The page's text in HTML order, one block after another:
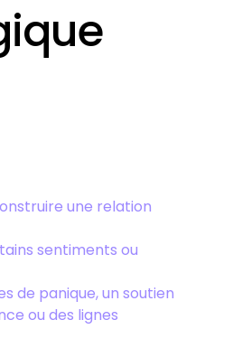
une relation
sentiments ou
de panique, un soutien
ou des lignes